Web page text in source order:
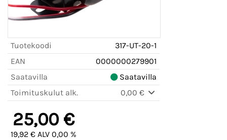
Tuotekoodi
317-UT-20-1
EAN
0000000279901
Saatavilla
Saatavilla
Toimituskulut alk.
0,00 €
25,00 €
19,92 € ALV 0,00 %